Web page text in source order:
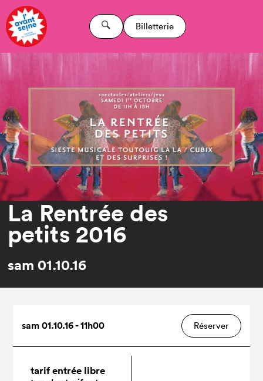
Billetterie
La Rentrée des
petits 2016
sam 01.10.16
sam 01.10.16 - 11h00 Réserver
tarif entrée libre